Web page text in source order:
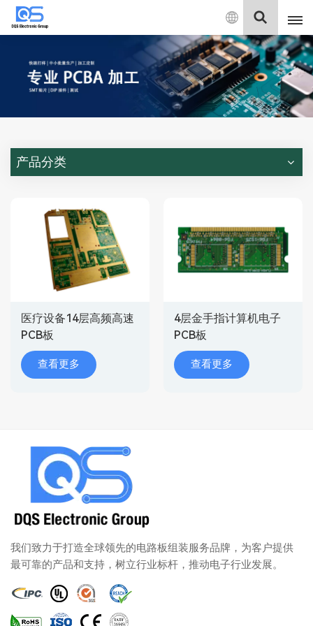
中
文
English
中文
Deutsch
产品分类
医疗设备14层高频高速
PCB板
查看更多
4层金手指计算机电子
PCB板
查看更多
我们致力于打造全球领先的电路板组装服务品牌，为客户提供
最可靠的产品和支持，树立行业标杆，推动电子行业发展。